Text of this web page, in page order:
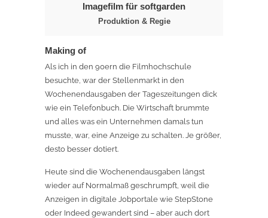
Imagefilm für softgarden
Produktion & Regie
Making of
Als ich in den 90ern die Filmhochschule
besuchte, war der Stellenmarkt in den
Wochenendausgaben der Tageszeitungen dick
wie ein Telefonbuch. Die Wirtschaft brummte
und alles was ein Unternehmen damals tun
musste, war, eine Anzeige zu schalten. Je größer,
desto besser dotiert.
Heute sind die Wochenendausgaben längst
wieder auf Normalmaß geschrumpft, weil die
Anzeigen in digitale Jobportale wie StepStone
oder Indeed gewandert sind – aber auch dort